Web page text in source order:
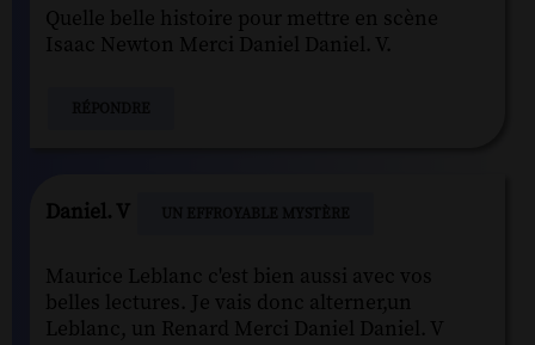
Quelle belle histoire pour mettre en scène
Isaac Newton Merci Daniel Daniel. V.
Daniel. V
Maurice Leblanc c'est bien aussi avec vos
belles lectures. Je vais donc alterner,un
Leblanc, un Renard Merci Daniel Daniel. V